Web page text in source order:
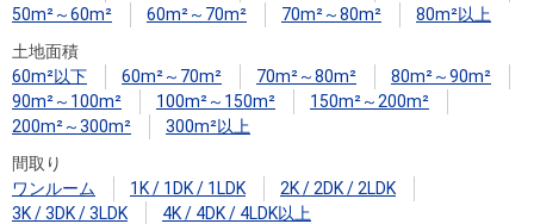
50m²～60m²
60m²～70m² 70m²～80m²
80m²以上
土地面積
60m²以下
60m²～70m² 70m²～80m²
80m²～90m²
90m²～100m²
100m²～150m²
150m²～200m²
200m²～300m²
300m²以上
間取り
ワンルーム
1K / 1DK / 1LDK
2K / 2DK / 2LDK
3K / 3DK / 3LDK
4K / 4DK / 4LDK以上